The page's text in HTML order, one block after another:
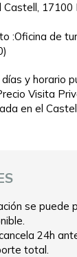
17100
:Oficina de
y horario
Visita
en el
se puede
24h
total.